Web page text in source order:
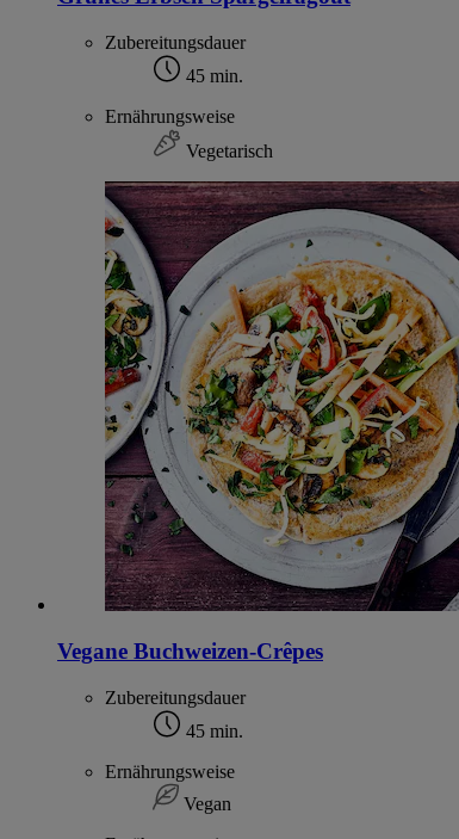
Zubereitungsdauer
45 min.
Ernährungsweise
Vegetarisch
Vegane Buchweizen-Crêpes
Zubereitungsdauer
45 min.
Ernährungsweise
Vegan